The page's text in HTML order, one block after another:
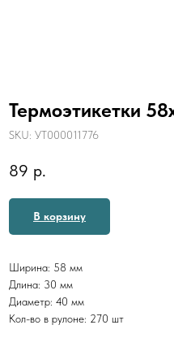
Термоэтикетки
SKU: УТ000011776
89 р.
В корзину
Ширина: 58 мм
Длина: 30 мм
Диаметр: 40 мм
Кол-во в рулоне: 270 шт